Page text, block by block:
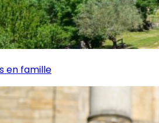
en famille